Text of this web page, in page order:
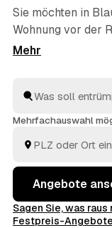
Sie möchten in
Wohnung vor der
Nachlass
Württemberg.
Blick.
Mehrfachauswahl
Angebote
Sagen Sie, was
Festpreis-Angebote